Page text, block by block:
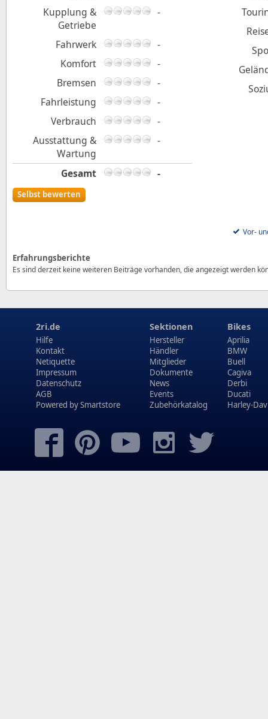
Kupplung &
Getriebe
-
Fahrwerk
-
Komfort
-
Bremsen
-
Fahrleistung
-
Verbrauch
-
Ausstattung &
Wartung
-
Gesamt -
Selbst bewerten
Vor-
Erfahrungsberichte
Es sind derzeit keine weiteren Beiträge vorhanden, die angezeigt werden
2ri.de
Hilfe
Kontakt
Netiquette
Impressum
Datenschutz
AGB
Powered bySmartstore
Sektionen
Hersteller
Händler
Mitglieder
Dokumente
News
Events
Zubehörkatalog
Bikes
Aprilia
BMW
Buell
Cagiva
Derbi
Ducati
Harley-